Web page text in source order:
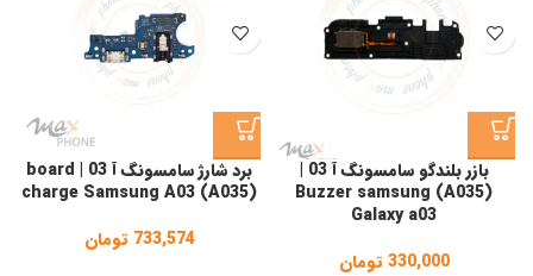
بازر بلندگو سامسونگ آ 03 |
(A035) Buzzer samsung
Galaxy a03
330,000 تومان
برد شارژ سامسونگ آ 03 | board
charge Samsung A03 (A035)
733,574 تومان